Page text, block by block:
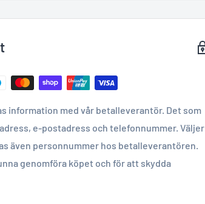
information med vår betalleverantör. Det som
e-postadress och telefonnummer. Väljer
även personnummer hos betalleverantören.
genomföra köpet och för att skydda